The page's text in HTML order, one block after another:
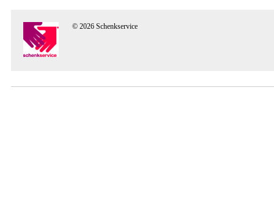
© 2026 Schenkservice